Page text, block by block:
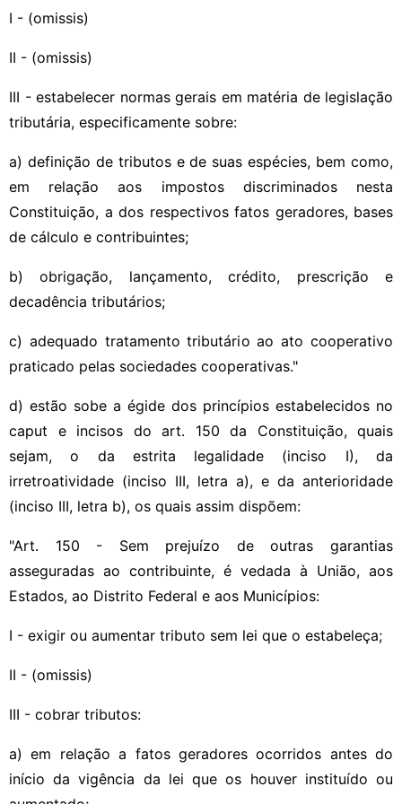
I - (omissis)
II - (omissis)
III - estabelecer normas gerais em matéria de legislação
tributária, especificamente sobre:
a) definição de tributos e de suas espécies, bem como,
em relação aos impostos discriminados nesta
Constituição, a dos respectivos fatos geradores, bases
de cálculo e contribuintes;
b) obrigação, lançamento, crédito, prescrição e
decadência tributários;
c) adequado tratamento tributário ao ato cooperativo
praticado pelas sociedades cooperativas."
d) estão sobe a égide dos princípios estabelecidos no
caput e incisos do art. 150 da Constituição, quais
sejam, o da estrita legalidade (inciso I), da
irretroatividade (inciso III, letra a), e da anterioridade
(inciso III, letra b), os quais assim dispõem:
"Art. 150 - Sem prejuízo de outras garantias
asseguradas ao contribuinte, é vedada à União, aos
Estados, ao Distrito Federal e aos Municípios:
I - exigir ou aumentar tributo sem lei que o estabeleça;
II - (omissis)
III - cobrar tributos:
a) em relação a fatos geradores ocorridos antes do
início da vigência da lei que os houver instituído ou